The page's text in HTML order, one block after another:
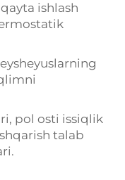
ishlash
pol osti issiqlik
talab